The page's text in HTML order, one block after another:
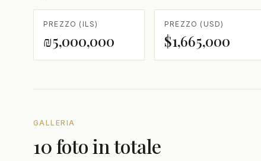
PREZZO (ILS)
₪5,000,000
PREZZO (USD)
$1,665,000
GALLERIA
10 foto in totale